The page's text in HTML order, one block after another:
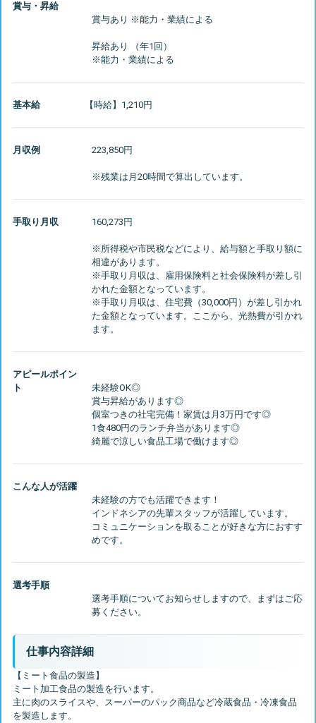
賞与・昇給
昇給あり （年1回）
基本給 【時給】1,210円
月収例 223,850円
手取り月収 160,273円
※所得税や市民税などにより、給与額と手取り額に
相違があります。
※手取り月収は、雇用保険料と社会保険料が差し引
かれた金額となっています。
※手取り月収は、住宅費（30,000円）が差し引かれ
た金額となっています。ここから、光熱費が引かれ
アピールポイン
ト
未経験OK◎
賞与昇給があります◎
個室つきの社宅完備！家賃は月3万円です◎
1食480円のランチ弁当があります◎
こんな人が活躍
未経験の方でも活躍できます！
インドネシアの先輩スタッフが活躍しています。
コミュニケーションを取ることが好きな方におすす
選考手順
選考手順についてお知らせしますので、まずはご応
仕事内容詳細
【ミート食品の製造】
ミート加工食品の製造を行います。
主に肉のスライスや、スーパーのパック商品など冷蔵食品・冷凍食品
を製造します。